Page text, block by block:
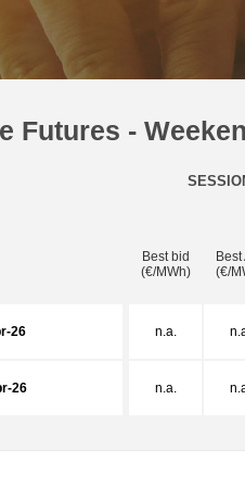
Futures -
Best bid
(€/MWh)
Best
(€/
26 n.a.
26 n.a.